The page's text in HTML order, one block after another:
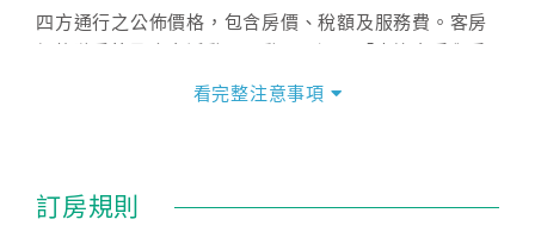
四方通行之公佈價格，包含房價、稅額及服務費。客房
價」之當日價格為標準。
話方式異動訂單。
看完整注意事項
訂房規則